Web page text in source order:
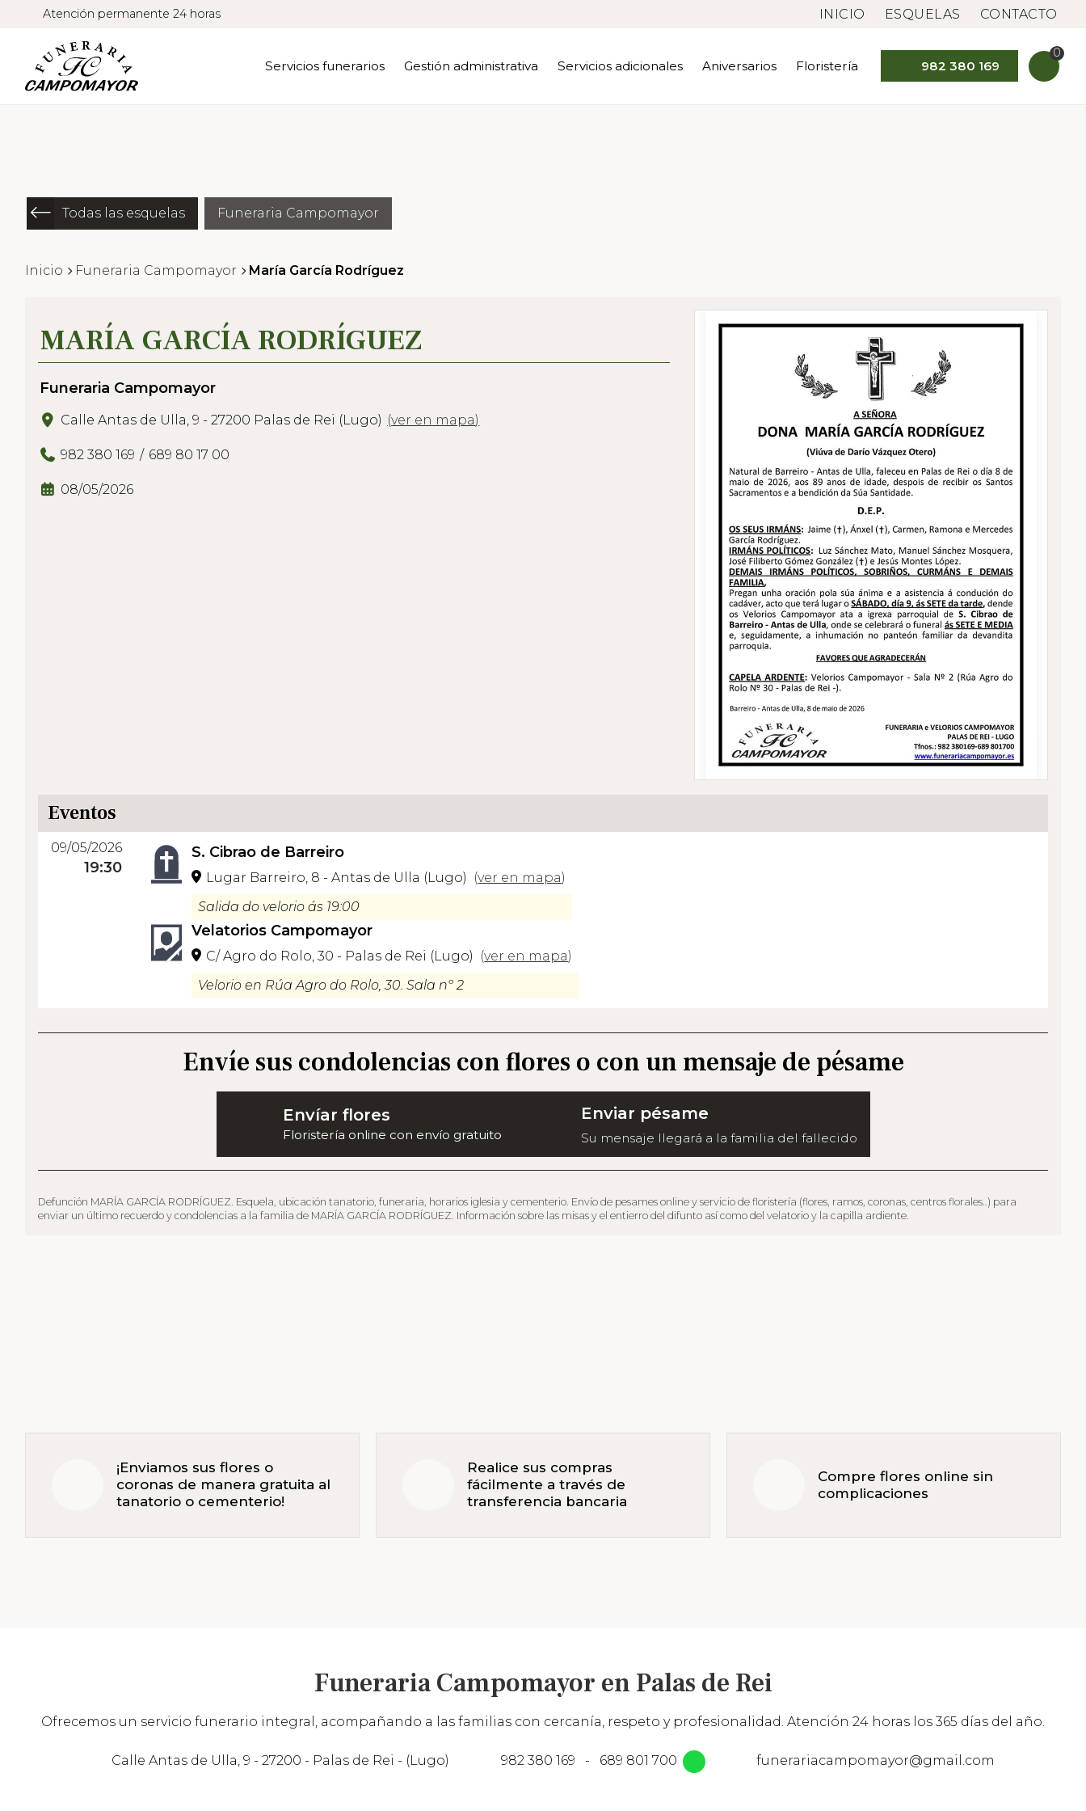
Atención permanente 24 horas INICIO ESQUELAS CONTACTO
Servicios funerarios Gestión administrativa Servicios adicionales Aniversarios Floristería 982 380 169
0
Todas las esquelas Funeraria Campomayor
Inicio Funeraria Campomayor María García Rodríguez
MARÍA GARCÍA RODRÍGUEZ
Funeraria Campomayor
Calle Antas de Ulla, 9 - 27200 Palas de Rei (Lugo) (ver en mapa)
982 380 169 689 80 17 00
08/05/2026
Eventos
09/05/2026
19:30
S. Cibrao de Barreiro
Lugar Barreiro, 8 - Antas de Ulla (Lugo) (ver en mapa)
Salida do velorio ás 19:00
Velatorios Campomayor
C/ Agro do Rolo, 30 - Palas de Rei (Lugo) (ver en mapa)
Velorio en Rúa Agro do Rolo, 30. Sala nº 2
Envíe sus condolencias con flores o con un mensaje de pésame
Envíar flores
Floristería online con envío gratuito
Enviar pésame
Su mensaje llegará a la familia del fallecido
Defunción MARÍA GARCÍA RODRÍGUEZ. Esquela, ubicación tanatorio, funeraria, horarios iglesia y cementerio. Envío de pesames online y servicio de floristería (flores, ramos, coronas, centros florales..) para
enviar un último recuerdo y condolencias a la familia de MARÍA GARCÍA RODRÍGUEZ. Información sobre las misas y el entierro del difunto así como del velatorio y la capilla ardiente.
¡Enviamos sus flores o
coronas de manera gratuita al
tanatorio o cementerio!
Realice sus compras
fácilmente a través de
transferencia bancaria
Compre flores online sin
complicaciones
Funeraria Campomayor en Palas de Rei
Ofrecemos un servicio funerario integral, acompañando a las familias con cercanía, respeto y profesionalidad. Atención 24 horas los 365 días del año.
Calle Antas de Ulla, 9 - 27200 - Palas de Rei - (Lugo) 982 380 169 - 689 801 700 funerariacampomayor@gmail.com